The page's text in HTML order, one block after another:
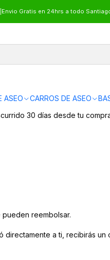
ASEO CARROS DE ASEO
Envio Gratis en 24hrs a todo
30 días desde tu
reembolsar.
a ti, recibirás